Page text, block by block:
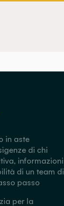
in aste
di chi
informazioni
di un team di
passo
per la